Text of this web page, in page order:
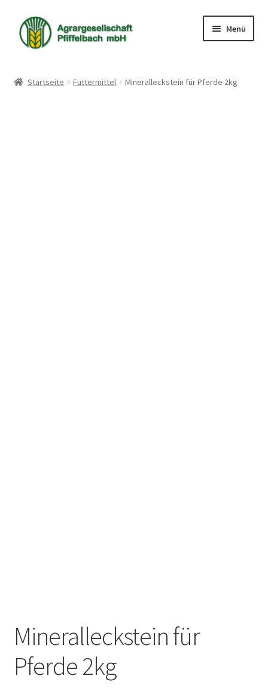
Zur
Navigation
springen
Zum
Inhalt
springen
Menü
Startseite Futtermittel Mineralleckstein für Pferde 2kg
Mineralleckstein für
Pferde 2kg